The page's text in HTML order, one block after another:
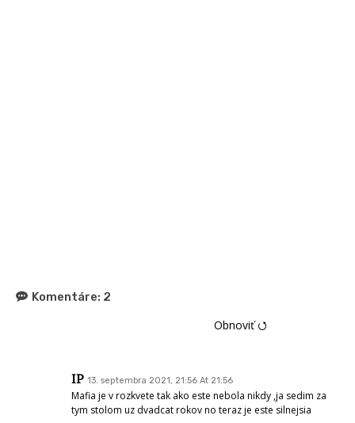
Komentáre: 2
Obnoviť ⭯
IP 13. septembra 2021, 21:56 At 21:56
Mafia je v rozkvete tak ako este nebola nikdy ,ja sedim za
tym stolom uz dvadcat rokov no teraz je este silnejsia